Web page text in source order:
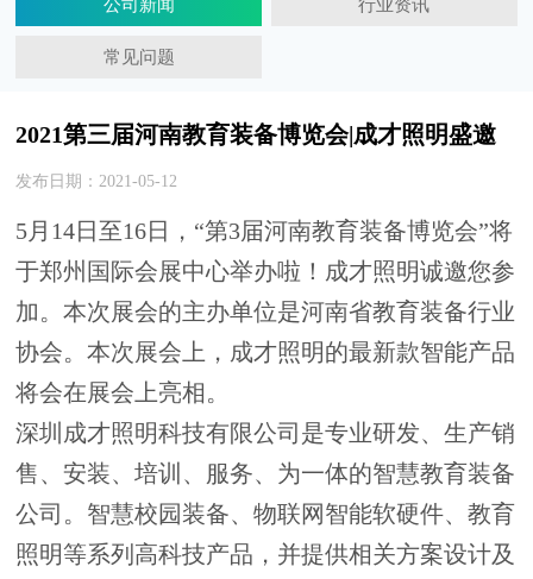
公司新闻 行业资讯
常见问题
2021第三届河南教育装备博览会|成才照明盛邀
发布日期：2021-05-12
5月14日至16日，“第3届河南教育装备博览会”将
于郑州国际会展中心举办啦！成才照明诚邀您参
加。本次展会的主办单位是河南省教育装备行业
协会。本次展会上，成才照明的最新款智能产品
将会在展会上亮相。
深圳成才照明科技有限公司是专业研发、生产销
售、安装、培训、服务、为一体的智慧教育装备
公司。智慧校园装备、物联网智能软硬件、教育
照明等系列高科技产品，并提供相关方案设计及